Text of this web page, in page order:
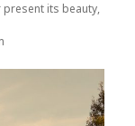
present its beauty,